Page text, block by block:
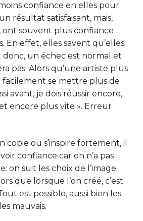
confiance en elles pour
résultat satisfaisant, mais,
ont souvent plus confiance
En effet, elles savent qu’elles
donc, un échec est normal et
pas. Alors qu’une artiste plus
facilement se mettre plus de
avant, je dois réussir encore,
encore plus vite ». Erreur
copie ou s’inspire fortement, il
confiance car on n’a pas
on suit les choix de l’image
que lorsque l’on créé, c’est
est possible, aussi bien les
mauvais.